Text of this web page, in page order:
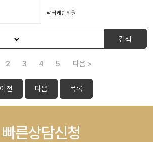
닥터케빈의원
검색
2 3 4 5 다음 >
이전 다음 목록
빠른상담신청